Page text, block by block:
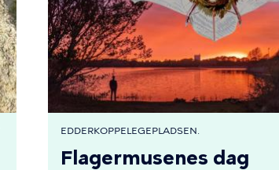
EDDERKOPPELEGEPLADSEN.
Flagermusenes dag